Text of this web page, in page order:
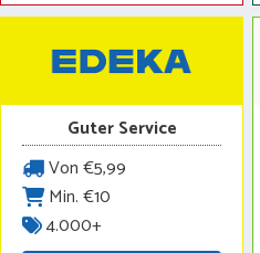
Guter Service
Von €5,99
Min. €10
4.000+